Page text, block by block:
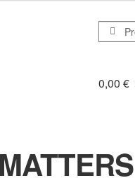
Suchen
nach:
Suchen
0,00 €